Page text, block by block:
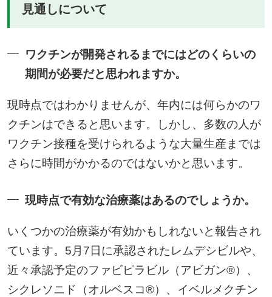
見通しについて
ワクチンが開発されるまでにはどのくらいの
期間が必要だと思われますか。
現時点ではわかりませんが、年内には何らかのワ
クチンはできると思います。しかし、多数の人が
ワクチン接種を受けられるような大量生産までは
さらに時間がかかるのではないかと思います。
現時点で有効な治療薬はあるのでしょうか。
いくつかの治療薬が有効かもしれないと報告され
ています。5月7日に承認されたレムデシビルや、
近々承認予定のファビピラビル（アビガン®）、
シクレソニド（オルベスコ®）、イベルメクチン